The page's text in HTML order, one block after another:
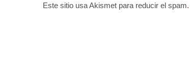
Este sitio usa Akismet para reducir el spam.